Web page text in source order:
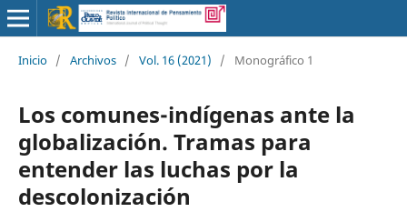
Inicio / Archivos / Vol. 16 (2021) / Monográfico 1
Los comunes-indígenas ante la
globalización. Tramas para
entender las luchas por la
descolonización